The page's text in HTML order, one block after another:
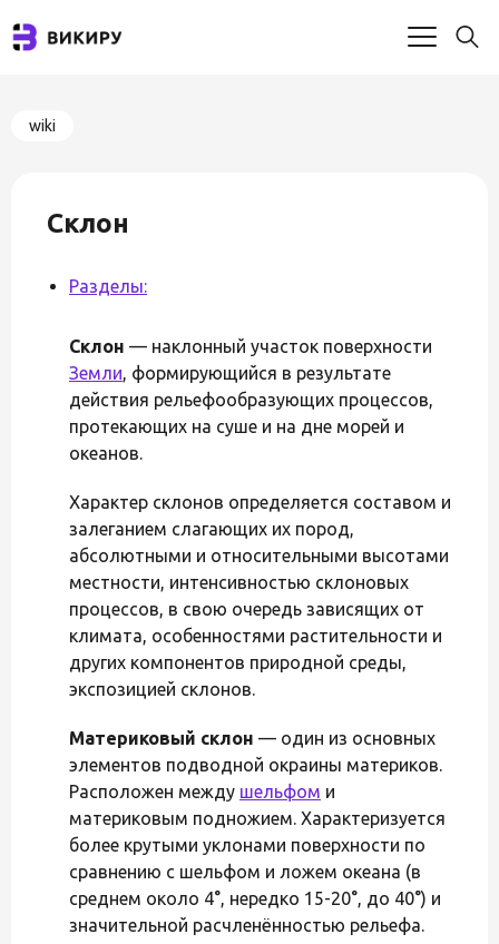
wiki
Склон
Разделы:
Склон — наклонный участок поверхности
Земли, формирующийся в результате
действия рельефообразующих процессов,
протекающих на суше и на дне морей и
океанов.
Характер склонов определяется составом и
залеганием слагающих их пород,
абсолютными и относительными высотами
местности, интенсивностью склоновых
процессов, в свою очередь зависящих от
климата, особенностями растительности и
других компонентов природной среды,
экспозицией склонов.
Материковый склон — один из основных
элементов подводной окраины материков.
Расположен между шельфом и
материковым подножием. Характеризуется
более крутыми уклонами поверхности по
сравнению с шельфом и ложем океана (в
среднем около 4°, нередко 15-20°, до 40°) и
значительной расчленённостью рельефа.